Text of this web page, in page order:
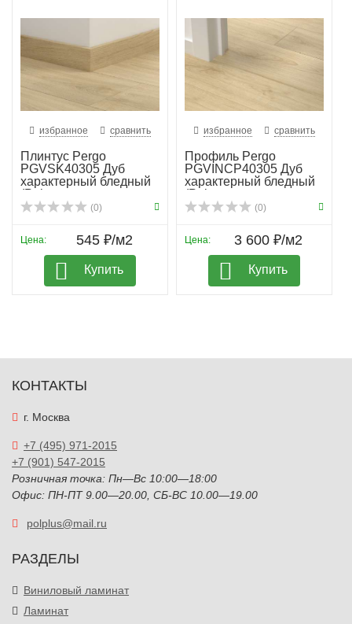
избранное сравнить
Плинтус Pergo
PGVSK40305 Дуб
характерный бледный
(Pale te...
(0)
Цена: 545 ₽/м2
Купить
избранное сравнить
Профиль Pergo
PGVINCP40305 Дуб
характерный бледный
(Pale ...
(0)
Цена: 3 600 ₽/м2
Купить
КОНТАКТЫ
г. Москва
+7 (495) 971-2015
+7 (901) 547-2015
Розничная точка: Пн—Вс 10:00—18:00
Офис: ПН-ПТ 9.00—20.00, СБ-ВС 10.00—19.00
polplus@mail.ru
РАЗДЕЛЫ
Виниловый ламинат
Ламинат